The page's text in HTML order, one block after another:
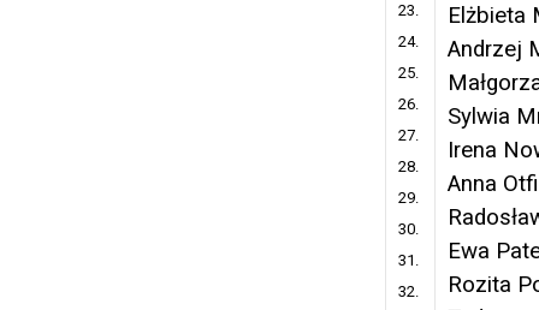
23.
24.
25.
26.
27.
28.
29.
30.
31.
32.
Elżbieta
Andrzej
Sylwia
Irena
Anna
Ewa
Rozita